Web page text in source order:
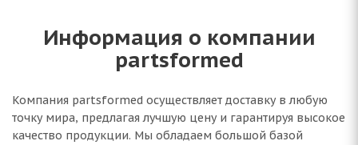
Информация о компании
partsformed
Компания partsformed осуществляет доставку в любую
точку мира, предлагая лучшую цену и гарантируя высокое
качество продукции. Мы обладаем большой базой